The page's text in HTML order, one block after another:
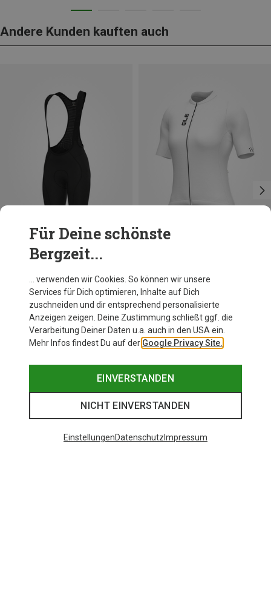
Andere Kunden kauften auch
Du sparst 32%
Alé
Damen Color Block Trikot
91,20 €
Für Deine schönste
Bergzeit...
… verwenden wir Cookies. So können wir unsere
Services für Dich optimieren, Inhalte auf Dich
zuschneiden und dir entsprechend personalisierte
Anzeigen zeigen. Deine Zustimmung schließt ggf. die
Verarbeitung Deiner Daten u.a. auch in den USA ein.
Mehr Infos findest Du auf der Google Privacy Site.
EINVERSTANDEN
NICHT EINVERSTANDEN
EinstellungenDatenschutz Impressum